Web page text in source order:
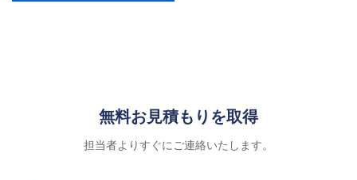
無料お見積もりを取得
担当者よりすぐにご連絡いたします。